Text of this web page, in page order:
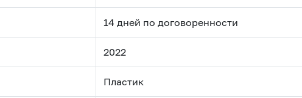
14 дней по договоренности
2022
Пластик